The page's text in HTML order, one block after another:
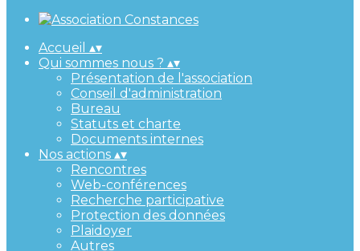
Accueil ▴▾
Qui sommes nous ? ▴▾
Présentation de l'association
Conseil d'administration
Bureau
Statuts et charte
Documents internes
Nos actions ▴▾
Rencontres
Web-conférences
Recherche participative
Protection des données
Plaidoyer
Autres